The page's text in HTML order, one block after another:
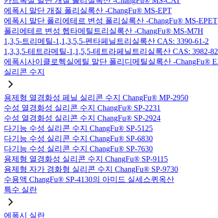
에폭시 말단 개질 폴리실록산 -ChangFu® MS-EPT
에폭시 말단 폴리에테르 변성 폴리실록산 -ChangFu® MS-EPET
폴리에테르 변성 헵타메틸트리실록산 -ChangFu® MS-M7H
1,3,5-트리메틸-1,1,3,5,5-펜타페닐트리실록산 CAS: 3390-61-2
1,3,3,5-테트라메틸-1,1,5,5-테트라페닐트리실록산 CAS: 3982-
에폭시사이클로헥실에틸 말단 폴리디메틸실록산 -ChangFu®
실리콘 수지
용제형 열경화성 페닐 실리콘 수지 ChangFu® MP-2950
수성 열경화성 실리콘 수지 ChangFu® SP-2231
수성 열경화성 실리콘 수지 ChangFu® SP-2924
다기능 수성 실리콘 수지 ChangFu® SP-5125
다기능 수성 실리콘 수지 ChangFu® SP-6830
다기능 수성 실리콘 수지 ChangFu® SP-7630
용제형 열경화성 실리콘 수지 ChangFu® SP-9115
용제형 자가 경화형 실리콘 수지 ChangFu® SP-9730
수용액 ChangFu® SP-4130의 아미드 실세스퀴옥산
특수 실란
에폭시 실란